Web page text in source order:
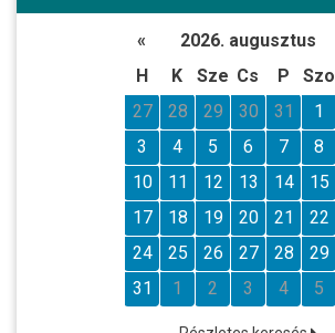
« 2026. augusztus
H
K Sze Cs P Szo
27
28 29 30 31 1
3
4 5 6 7 8
10
11 12 13 14 15
17
18 19 20 21 22
24
25 26 27 28 29
31
1 2 3 4 5